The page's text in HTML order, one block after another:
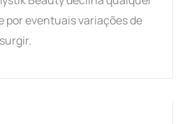
por eventuais variações de